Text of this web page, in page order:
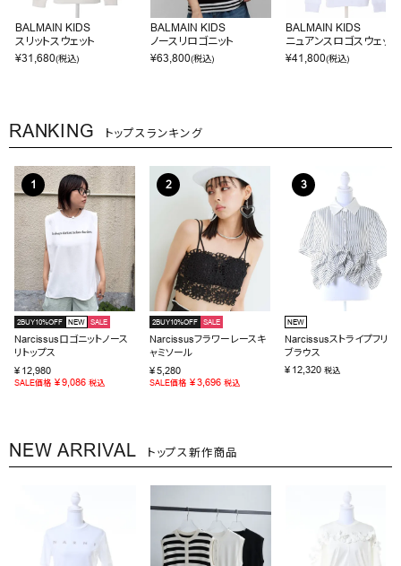
BALMAIN KIDS
スリットスウェット
¥31,680(税込)
BALMAIN KIDS
ノースリロゴニット
¥63,800(税込)
BALMAIN KIDS
ニュアンスロゴスウェット
¥41,800(税込)
RANKING トップスランキング
2BUY10%OFF NEW SALE
Narcissusロゴニットノース
リトップス
¥ 12,980
SALE価格 ¥9,086 税込
2BUY10%OFF SALE
Narcissusフラワーレースキ
ャミソール
¥5,280
SALE価格 ¥3,696 税込
NEW
Narcissusストライプフリル
ブラウス
¥ 12,320 税込
NEW ARRIVAL トップス新作商品